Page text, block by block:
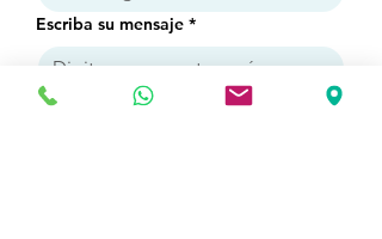
Escriba su mensaje *